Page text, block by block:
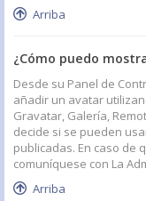
Arriba
¿Cómo puedo
Desde su Panel de
añadir un avatar
Gravatar, Galería,
decide si se pueden
publicadas. En caso de
comuníquese con La
Arriba